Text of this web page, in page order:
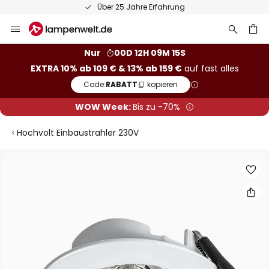
Über 25 Jahre Erfahrung
Inhalt
Nur
00D 12H 09M 15S
EXTRA 10% ab 109 € & 13% ab 159 €auf fast alles
Code:RABATT kopieren
WOW Week:Bis zu -70%
Hochvolt Einbaustrahler 230V